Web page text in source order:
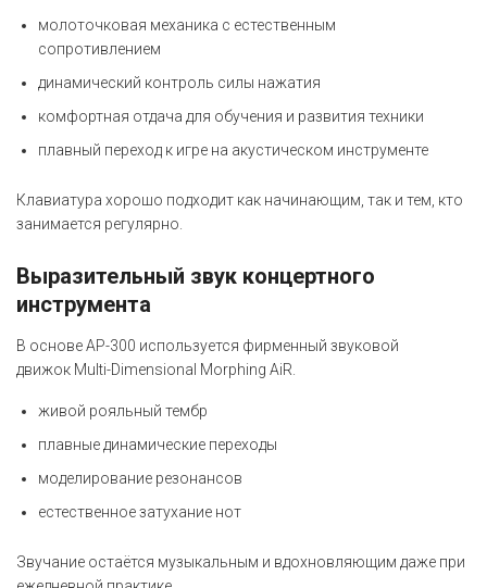
молоточковая механика с естественным
сопротивлением
динамический контроль силы нажатия
комфортная отдача для обучения и развития техники
плавный переход к игре на акустическом инструменте
Клавиатура хорошо подходит как начинающим, так и тем, кто
занимается регулярно.
Выразительный звук концертного
инструмента
В основе AP-300 используется фирменный звуковой
движок Multi-Dimensional Morphing AiR.
живой рояльный тембр
плавные динамические переходы
моделирование резонансов
естественное затухание нот
Звучание остаётся музыкальным и вдохновляющим даже при